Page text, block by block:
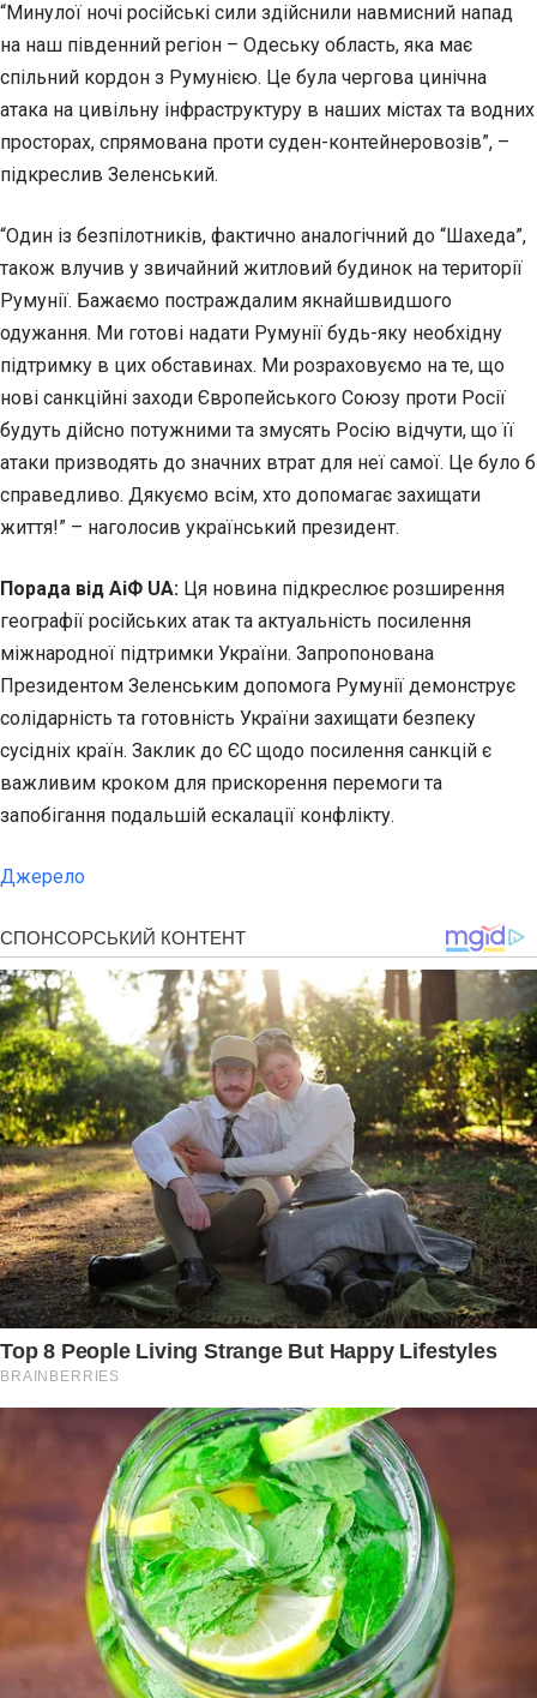
“Минулої ночі російські сили здійснили навмисний напад
на наш південний регіон – Одеську область, яка має
спільний кордон з Румунією. Це була чергова цинічна
атака на цивільну інфраструктуру в наших містах та водних
просторах, спрямована проти суден-контейнеровозів”, –
підкреслив Зеленський.
“Один із безпілотників, фактично аналогічний до “Шахеда”,
також влучив у звичайний житловий будинок на території
Румунії. Бажаємо постраждалим якнайшвидшого
одужання. Ми готові надати Румунії будь-яку необхідну
підтримку в цих обставинах. Ми розраховуємо на те, що
нові санкційні заходи Європейського Союзу проти Росії
будуть дійсно потужними та змусять Росію відчути, що її
атаки призводять до значних втрат для неї самої. Це було б
справедливо. Дякуємо всім, хто допомагає захищати
життя!” – наголосив український президент.
Порада від АіФ UA: Ця новина підкреслює розширення
географії російських атак та актуальність посилення
міжнародної підтримки України. Запропонована
Президентом Зеленським допомога Румунії демонструє
солідарність та готовність України захищати безпеку
сусідніх країн. Заклик до ЄС щодо посилення санкцій є
важливим кроком для прискорення перемоги та
запобігання подальшій ескалації конфлікту.
Джерело